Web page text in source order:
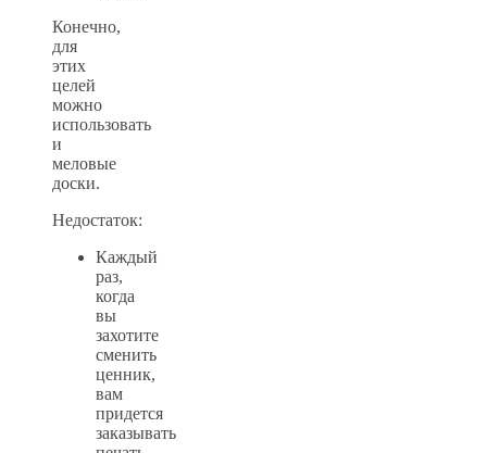
Конечно,
для
этих
целей
можно
использовать
и
меловые
доски.
Недостаток:
Каждый
раз,
когда
вы
захотите
сменить
ценник,
вам
придется
заказывать